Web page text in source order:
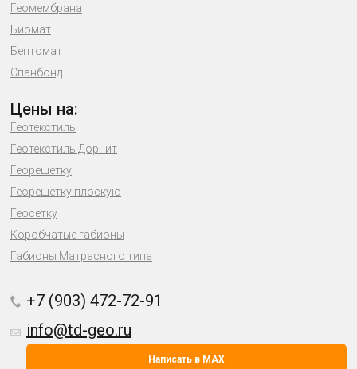
Геомембрана
Биомат
Бентомат
Спанбонд
Цены на:
Геотекстиль
Геотекстиль Дорнит
Георешетку
Георешетку плоскую
Геосетку
Коробчатые габионы
Габионы Матрасного типа
+7 (903) 472-72-91
info@td-geo.ru
Написать в MAX